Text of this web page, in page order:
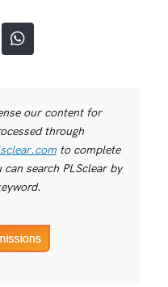
our content for
through
to complete
search PLSclear by